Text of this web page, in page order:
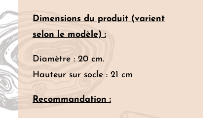
Dimensions du produit (varient
selon le modèle) :
Diamètre : 20 cm.
Hauteur sur socle : 21 cm
Recommandation :